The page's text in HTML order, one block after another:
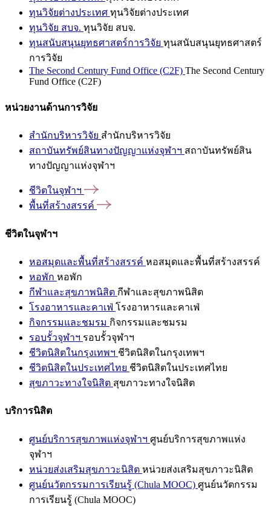
ทุนวิจัยต่างประเทศ ทุนวิจัยต่างประเทศ
ทุนวิจัย สบจ. ทุนวิจัย สบจ.
ทุนสนับสนุนยุทธศาสตร์การวิจัย ทุนสนับสนุนยุทธศาสตร์
การวิจัย
The Second Century Fund Office (C2F) The Second Century
Fund Office (C2F)
หน่วยงานด้านการวิจัย
สำนักบริหารวิจัย สำนักบริหารวิจัย
สถาบันทรัพย์สินทางปัญญาแห่งจุฬาฯ สถาบันทรัพย์สิน
ทางปัญญาแห่งจุฬาฯ
ชีวิตในจุฬาฯ
พื้นที่สร้างสรรค์
ชีวิตในจุฬาฯ
หอสมุดและพื้นที่สร้างสรรค์ หอสมุดและพื้นที่สร้างสรรค์
หอพัก หอพัก
กีฬาและสุขภาพนิสิต กีฬาและสุขภาพนิสิต
โรงอาหารและคาเฟ่ โรงอาหารและคาเฟ่
กิจกรรมและชมรม กิจกรรมและชมรม
รอบรั้วจุฬาฯ รอบรั้วจุฬาฯ
ชีวิตนิสิตในกรุงเทพฯ ชีวิตนิสิตในกรุงเทพฯ
ชีวิตนิสิตในประเทศไทย ชีวิตนิสิตในประเทศไทย
สุขภาวะทางใจนิสิต สุขภาวะทางใจนิสิต
บริการนิสิต
ศูนย์บริการสุขภาพแห่งจุฬาฯ ศูนย์บริการสุขภาพแห่ง
จุฬาฯ
หน่วยส่งเสริมสุขภาวะนิสิต หน่วยส่งเสริมสุขภาวะนิสิต
ศูนย์นวัตกรรมการเรียนรู้ (Chula MOOC) ศูนย์นวัตกรรม
การเรียนรู้ (Chula MOOC)